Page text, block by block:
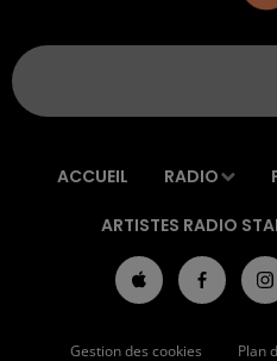
ACCUEIL RADIO
ARTISTES RADIO
Gestion des cookies Plan